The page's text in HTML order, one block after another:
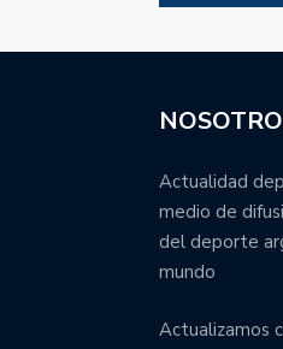
Actualidad
medio de
del deporte
mundo
Actualizamos